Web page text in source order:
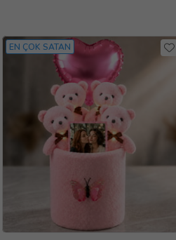
EN ÇOK SATAN